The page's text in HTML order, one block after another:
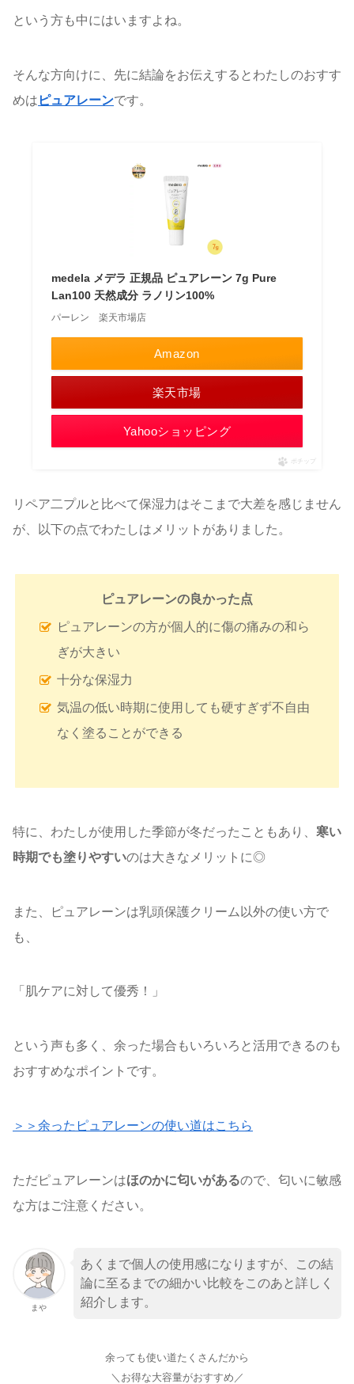
という方も中にはいますよね。
そんな方向けに、先に結論をお伝えするとわたしのおすす
めは ピュアレーンです。
medela メデラ 正規品 ピュアレーン 7g Pure
Lan100 天然成分 ラノリン100%
パーレン 楽天市場店
Amazon
楽天市場
Yahooショッピング
ポチップ
リペア二プルと比べて保湿力はそこまで大差を感じません
が、以下の点でわたしはメリットがありました。
ピュアレーンの良かった点
ピュアレーンの方が個人的に傷の痛みの和ら
ぎが大きい
十分な保湿力
気温の低い時期に使用しても硬すぎず不自由
なく塗ることができる
特に、わたしが使用した季節が冬だったこともあり、 寒い
時期でも塗りやすいのは大きなメリットに◎
また、ピュアレーンは乳頭保護クリーム以外の使い方で
も、
「肌ケアに対して優秀！」
という声も多く、余った場合もいろいろと活用できるのも
おすすめなポイントです。
＞＞余ったピュアレーンの使い道はこちら
ただピュアレーンはほのかに匂いがあるので、匂いに敏感
な方はご注意ください。
まや
あくまで個人の使用感になりますが、この結
論に至るまでの細かい比較をこのあと詳しく
紹介します。
余っても使い道たくさんだから
＼お得な大容量がおすすめ／